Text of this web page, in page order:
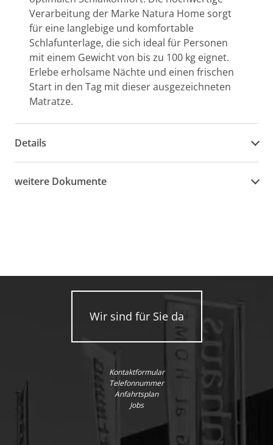
Verarbeitung der Marke Natura Home sorgt
für eine langlebige und komfortable
Schlafunterlage, die sich ideal für Personen
mit einem Gewicht von bis zu 100 kg eignet.
Erlebe erholsame Nächte und einen frischen
Start in den Tag mit dieser ausgezeichneten
Matratze.
Details
weitere Dokumente
Wir sind für Sie da
Kontaktformular
Telefonnummer
Anfahrtsplan
Jobs